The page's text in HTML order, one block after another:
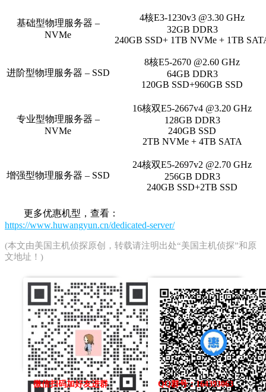
基础型物理服务器 –
NVMe
4核E3-1230v3 @3.30 GHz
32GB DDR3
240GB SSD+ 1TB NVMe + 1TB
进阶型物理服务器 – SSD
8核E5-2670 @2.60 GHz
64GB DDR3
120GB SSD+960GB SSD
专业型物理服务器 –
NVMe
16核双E5-2667v4 @3.20 GHz
128GB DDR3
240GB SSD
2TB NVMe + 4TB SATA
增强型物理服务器 – SSD
24核双E5-2697v2 @2.70 GHz
256GB DDR3
240GB SSD+2TB SSD
更多优惠机型，查看：
https://www.huwangyun.cn/dedicated-server/
(本文由美国主机侦探原创，转载请注明出处“美国主机侦探”和原
文地址！)
微信扫码加好友进群 QQ群号：164393063